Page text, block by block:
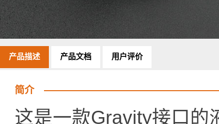
产品描述 产品文档 用户评价
简介
这是一款Gravity接口的